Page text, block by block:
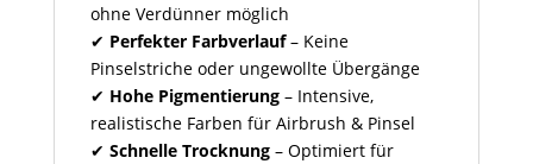
ohne Verdünner möglich
✔ Perfekter Farbverlauf– Keine
Pinselstriche oder ungewollte Übergänge
✔ Hohe Pigmentierung– Intensive,
realistische Farben für Airbrush & Pinsel
✔ Schnelle Trocknung– Optimiert für